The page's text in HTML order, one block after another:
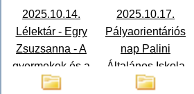
2025.10.14.
Lélektár - Egry
Zsuzsanna - A
gyermekek és a
felnőttek közös
2025.10.17.
Pályaorientáriós
nap Palini
Általános Iskola